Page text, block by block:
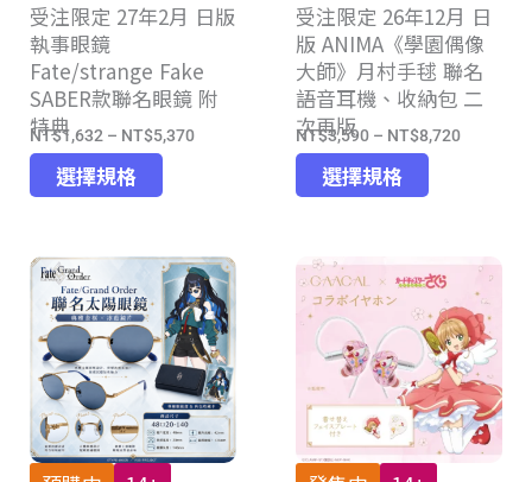
頁
選
擇
選
項
面
選
擇
選
項
受注限定 27年2月 日版
執事眼鏡
Fate/strange Fake
SABER款聯名眼鏡 附
特典
NT$1,632 – NT$5,370價
NT$1,632
到
NT$5,370
選擇規格
產
有
多
種
款
式。
可
在
產
受注限定 26年12月 日
版 ANIMA《學園偶像
大師》月村手毬 聯名
語音耳機、收納包 二
次再版
NT$3,590 – NT$8,720價
NT$3,590
到
NT$8,720
選擇規格
產
多
種
款
式。
可
在
產